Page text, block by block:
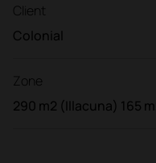
Client
Colonial
Zone
290 m2 (Illacuna) 165